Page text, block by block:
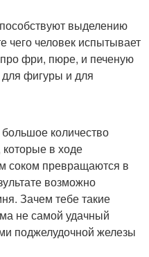
выделению
чего человек испытывает
фри, пюре, и печеную
для фигуры и для
количество
которые в ходе
соком превращаются в
возможно
Зачем тебе такие
не самой удачный
поджелудочной железы